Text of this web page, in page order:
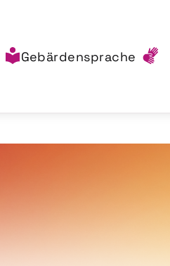
Gebärdensprache